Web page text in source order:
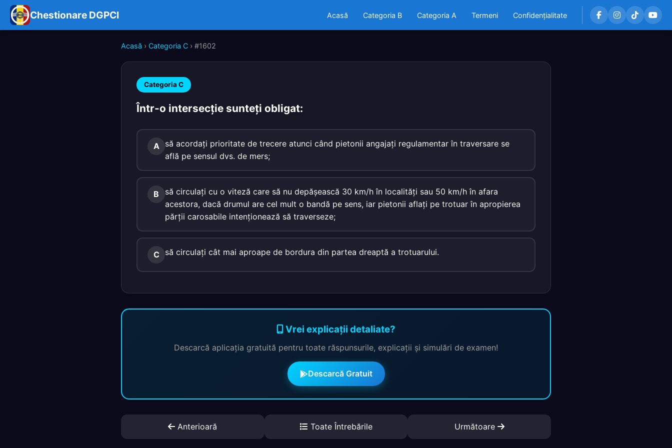
Chestionare DGPCI Acasă Categoria B Categoria A Termeni Confidențialitate
Acasă › Categoria C › #1602
Categoria C
Într-o intersecţie sunteţi obligat:
A
să acordaţi prioritate de trecere atunci când pietonii angajaţi regulamentar în traversare se
află pe sensul dvs. de mers;
B
să circulaţi cu o viteză care să nu depăşească 30 km/h în localităţi sau 50 km/h în afara
acestora, dacă drumul are cel mult o bandă pe sens, iar pietonii aflaţi pe trotuar în apropierea
părţii carosabile intenţionează să traverseze;
C să circulaţi cât mai aproape de bordura din partea dreaptă a trotuarului.
Vrei explicații detaliate?
Descarcă aplicația gratuită pentru toate răspunsurile, explicații și simulări de examen!
Descarcă Gratuit
Anterioară Toate Întrebările Următoare